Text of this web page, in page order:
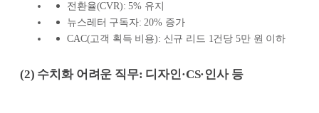
전환율(CVR): 5% 유지
뉴스레터 구독자: 20% 증가
CAC(고객 획득 비용): 신규 리드 1건당 5만 원 이하
(2) 수치화 어려운 직무: 디자인·CS·인사 등